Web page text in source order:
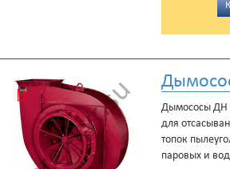
Дымососы ДН
для
топок
паровых и